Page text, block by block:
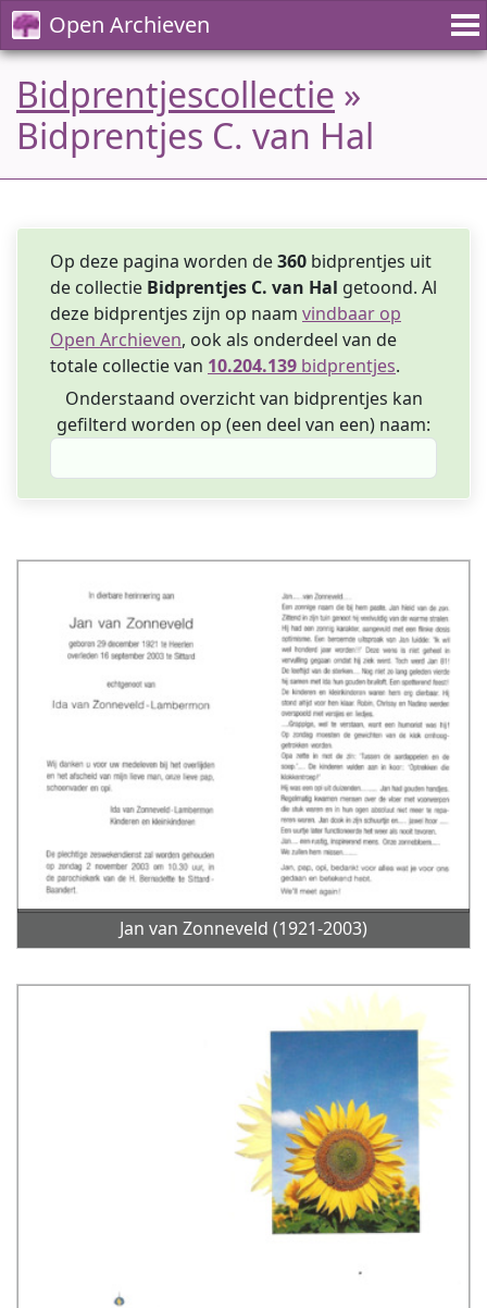
Open Archieven
Bidprentjescollectie »
Bidprentjes C. van Hal
Op deze pagina worden de360 bidprentjes uit
de collectie Bidprentjes C. van Hal getoond. Al
deze bidprentjes zijn op naam vindbaar op
Open Archieven, ook als onderdeel van de
totale collectie van 10.204.139 bidprentjes.
Onderstaand overzicht van bidprentjes kan
gefilterd worden op (een deel van een) naam: